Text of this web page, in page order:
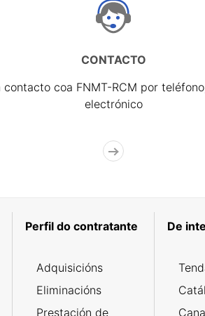
CONTACTO
contacto coa FNMT-RCM por
electrónico
Perfil do contratante
Adquisicións
Eliminacións
Prestación de
De